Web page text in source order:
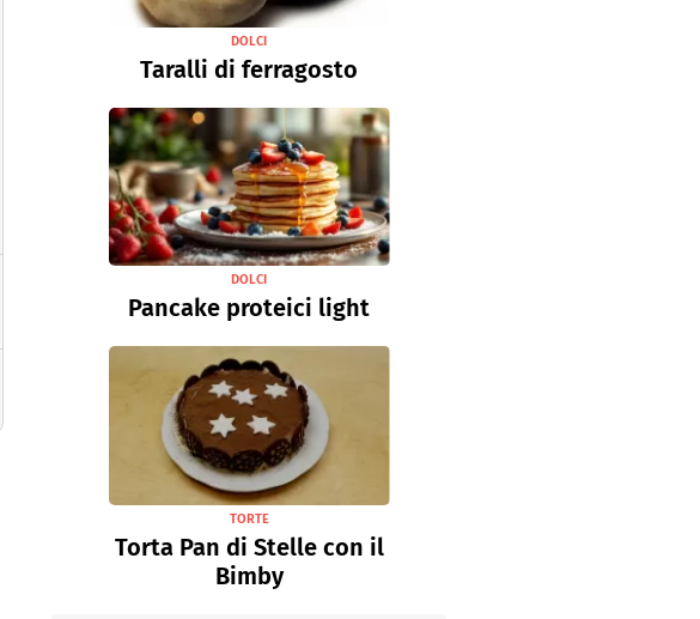
DOLCI
Taralli di ferragosto
DOLCI
Pancake proteici light
TORTE
Torta Pan di Stelle con il
Bimby